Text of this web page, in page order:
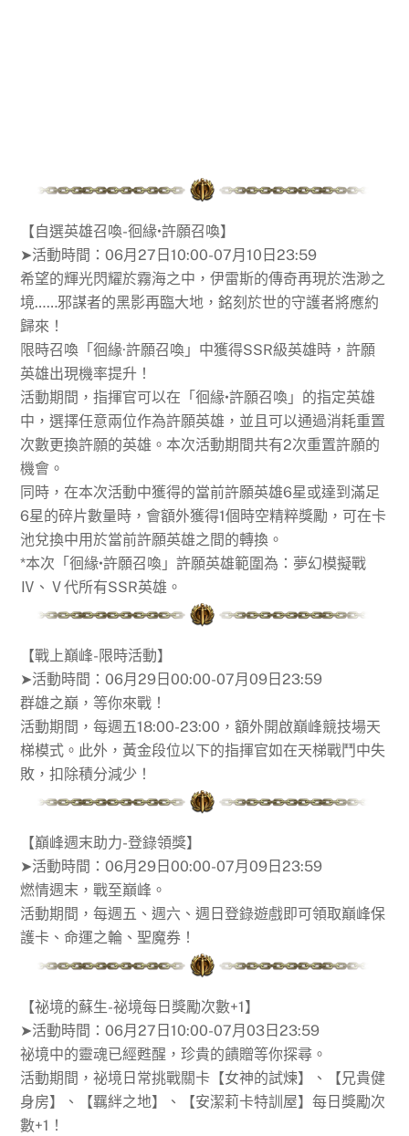
【自選英雄召喚-徊緣•許願召喚】
➤活動時間：06月27日10:00-07月10日23:59
希望的輝光閃耀於霧海之中，伊雷斯的傳奇再現於浩渺之
境……邪謀者的黑影再臨大地，銘刻於世的守護者將應約
歸來！
限時召喚「徊緣·許願召喚」中獲得SSR級英雄時，許願
英雄出現機率提升！
活動期間，指揮官可以在「徊緣•許願召喚」的指定英雄
中，選擇任意兩位作為許願英雄，並且可以通過消耗重置
次數更換許願的英雄。本次活動期間共有2次重置許願的
機會。
同時，在本次活動中獲得的當前許願英雄6星或達到滿足
6星的碎片數量時，會額外獲得1個時空精粹獎勵，可在卡
池兌換中用於當前許願英雄之間的轉換。
*本次「徊緣•許願召喚」許願英雄範圍為：夢幻模擬戰
Ⅳ、Ⅴ代所有SSR英雄。
【戰上巔峰-限時活動】
➤活動時間：06月29日00:00-07月09日23:59
群雄之巔，等你來戰！
活動期間，每週五18:00-23:00，額外開啟巔峰競技場天
梯模式。此外，黃金段位以下的指揮官如在天梯戰鬥中失
敗，扣除積分減少！
【巔峰週末助力-登錄領獎】
➤活動時間：06月29日00:00-07月09日23:59
燃情週末，戰至巔峰。
活動期間，每週五、週六、週日登錄遊戲即可領取巔峰保
護卡、命運之輪、聖魔券！
【祕境的蘇生-祕境每日獎勵次數+1】
➤活動時間：06月27日10:00-07月03日23:59
祕境中的靈魂已經甦醒，珍貴的饋贈等你探尋。
活動期間，祕境日常挑戰關卡【女神的試煉】、【兄貴健
身房】、【羈絆之地】、【安潔莉卡特訓屋】每日獎勵次
數+1！